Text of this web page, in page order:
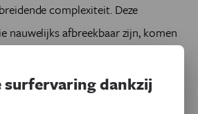
complexiteit. Deze
nauwelijks afbreekbaar zijn, komen
afvalwater terecht en vormen een
als de volksgezondheid. Hun
zuivering van afvalwater
surfervaring dankzij